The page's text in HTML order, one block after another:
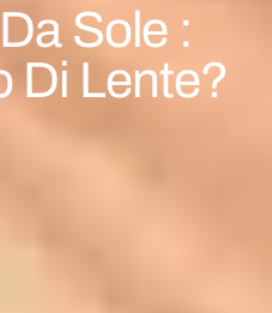
Sole :
Di Lente?